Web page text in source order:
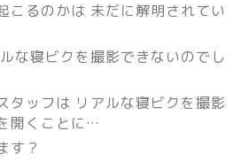
こるのかは 未だに解明されてい
な寝ビクを撮影できないのでし
タッフは リアルな寝ビクを撮影
開くことに…
す？